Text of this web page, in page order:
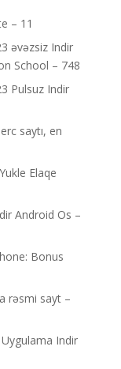
– 11
əvəzsiz Indir
School – 748
Pulsuz Indir
saytı, en
Elaqe
Android Os –
Bonus
rəsmi sayt –
Indir